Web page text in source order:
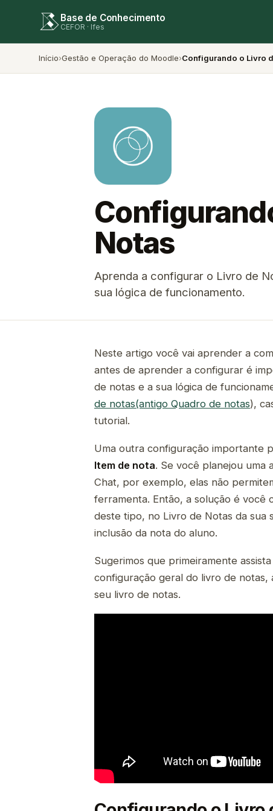
Base de Conhecimento
CEFOR · Ifes
Início›Gestão e Operação do Moodle›Configurando o Livro
Notas
Aprenda a configurar o Livro de
sua lógica de funcionamento.
Neste artigo você vai aprender a
antes de aprender a configurar é
de notas e a sua lógica de
de notas(antigo Quadro de notas),
tutorial.
Uma outra configuração importante
Item de nota. Se você planejou uma
Chat, por exemplo, elas não
ferramenta. Então, a solução é você
deste tipo, no Livro de Notas da sua
inclusão da nota do aluno.
Sugerimos que primeiramente
configuração geral do livro de notas,
seu livro de notas.